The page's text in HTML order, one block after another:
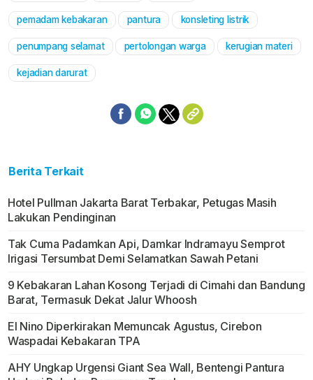
pemadam kebakaran pantura konsleting listrik
penumpang selamat pertolongan warga kerugian materi
kejadian darurat
Berita Terkait
Hotel Pullman Jakarta Barat Terbakar, Petugas Masih
Lakukan Pendinginan
Tak Cuma Padamkan Api, Damkar Indramayu Semprot
Irigasi Tersumbat Demi Selamatkan Sawah Petani
9 Kebakaran Lahan Kosong Terjadi di Cimahi dan Bandung
Barat, Termasuk Dekat Jalur Whoosh
El Nino Diperkirakan Memuncak Agustus, Cirebon
Waspadai Kebakaran TPA
AHY Ungkap Urgensi Giant Sea Wall, Bentengi Pantura